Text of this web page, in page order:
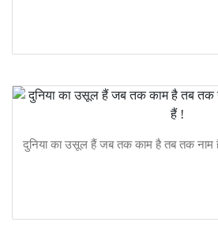
दुनिया का उसूल हैं जब तक काम है तब तक नाम